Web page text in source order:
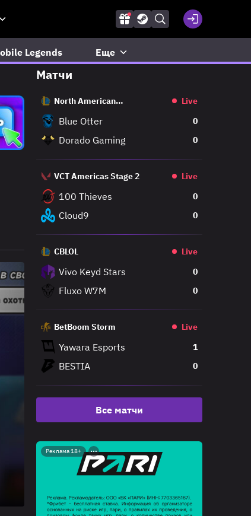
Legends Еще
Матчи
North American
Live
Blue Otter 0
Dorado Gaming 0
VCT Americas Stage 2 Live
100 Thieves 0
Cloud9 0
CBLOL Live
Vivo Keyd Stars 0
Fluxo W7M 0
BetBoom Storm Live
Yawara Esports 1
BESTIA 0
Все матчи
Реклама 18+